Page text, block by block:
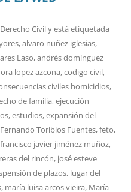
Civily está etiquetada
,alvaro nuñez iglesias,
Laso,andrés domínguez
lopez azcona,codigo civil,
civiles homicidios,
de familia,ejecución
,estudios,expansión del
Fernando Toribios Fuentes,feto,
francisco javier jiménez muñoz,
del rincón, josé esteve
de plazos, lugar del
, maría luisa arcos vieira, María